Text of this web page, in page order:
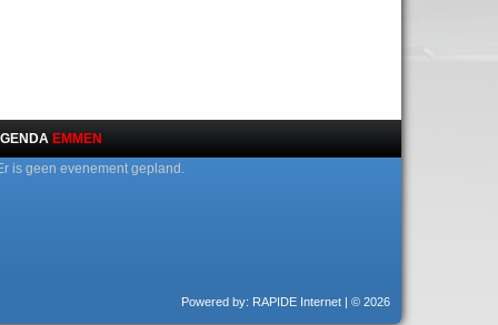
EMMEN
is geen evenement gepland.
Powered by: RAPIDE Internet | © 2026